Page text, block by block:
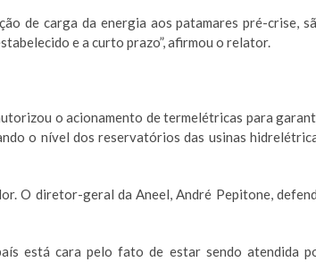
de carga da energia aos patamares pré-crise,
e a curto prazo”, afirmou o relator.
o acionamento de termelétricas para
o nível dos reservatórios das usinas
O diretor-geral da Aneel, André Pepitone,
está cara pelo fato de estar sendo atendida